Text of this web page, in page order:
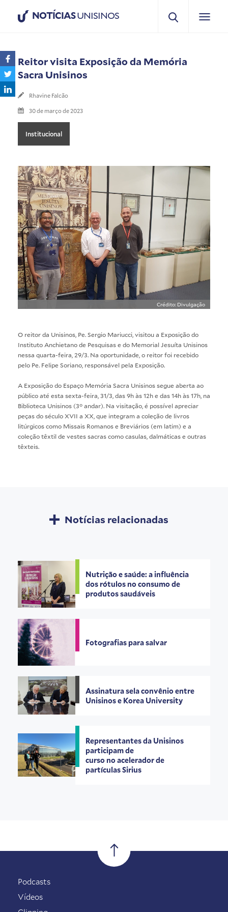
NOTÍCIASUNISINOS
Reitor visita Exposição da Memória
Sacra Unisinos
Rhavine Falcão
30 de março de 2023
Institucional
Crédito: Divulgação
O reitor da Unisinos, Pe. Sergio Mariucci, visitou a Exposição do
Instituto Anchietano de Pesquisas e do Memorial Jesuíta Unisinos
nessa quarta-feira, 29/3. Na oportunidade, o reitor foi recebido
pelo Pe. Felipe Soriano, responsável pela Exposição.
A Exposição do Espaço Memória Sacra Unisinos segue aberta ao
público até esta sexta-feira, 31/3, das 9h às 12h e das 14h às 17h, na
Biblioteca Unisinos (3° andar). Na visitação, é possível apreciar
peças do século XVII a XX, que integram a coleção de livros
litúrgicos como Missais Romanos e Breviários (em latim) e a
coleção têxtil de vestes sacras como casulas, dalmáticas e outras
têxteis.
Notícias relacionadas
Nutrição e saúde: a influência
dos rótulos no consumo de
produtos saudáveis
Fotografias para salvar
Assinatura sela convênio entre
Unisinos e Korea University
Representantes da Unisinos
participam de
curso no acelerador de
partículas Sirius
Podcasts
Vídeos